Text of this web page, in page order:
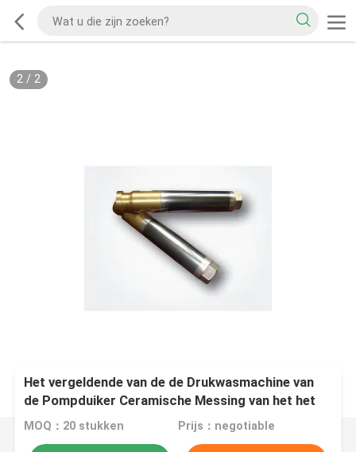
2/ 2
Het vergeldende van de de Drukwasmachine van
de Pompduiker Ceramische Messing van het het
Siliciumcarbide
MOQ：20 stukken Prijs：negotiable